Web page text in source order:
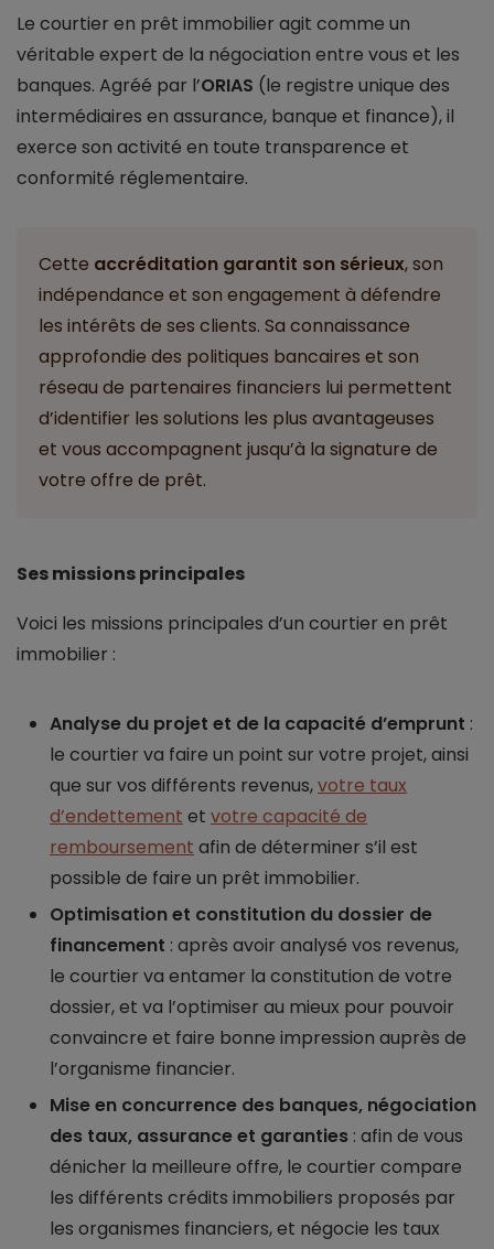
Le courtier en prêt immobilier agit comme un
véritable expert de la négociation entre vous et les
banques. Agréé par l’ORIAS (le registre unique des
intermédiaires en assurance, banque et finance), il
exerce son activité en toute transparence et
conformité réglementaire.
Cette accréditation garantit son sérieux, son
indépendance et son engagement à défendre
les intérêts de ses clients. Sa connaissance
approfondie des politiques bancaires et son
réseau de partenaires financiers lui permettent
d’identifier les solutions les plus avantageuses
et vous accompagnent jusqu’à la signature de
votre offre de prêt.
Ses missions principales
Voici les missions principales d’un courtier en prêt
immobilier :
Analyse du projet et de la capacité d’emprunt :
le courtier va faire un point sur votre projet, ainsi
que sur vos différents revenus,votre taux
d’endettement et votre capacité de
remboursement afin de déterminer s’il est
possible de faire un prêt immobilier.
Optimisation et constitution du dossier de
financement : après avoir analysé vos revenus,
le courtier va entamer la constitution de votre
dossier, et va l’optimiser au mieux pour pouvoir
convaincre et faire bonne impression auprès de
l’organisme financier.
Mise en concurrence des banques, négociation
des taux, assurance et garanties : afin de vous
dénicher la meilleure offre, le courtier compare
les différents crédits immobiliers proposés par
les organismes financiers, et négocie les taux